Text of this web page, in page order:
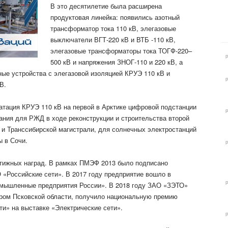
В это десятилетие была расширена
продуктовая линейка: появились азотный
трансформатор тока 110 кВ, элегазовые
выключатели ВГТ-220 кВ и ВТБ -110 кВ,
элегазовые трансформаторы тока ТОГФ-220–
500 кВ и напряжения ЗНОГ-110 и 220 кВ, а
устройства с элегазовой изоляцией КРУЭ 110 кВ и
КРУЭ 110 кВ на первой в Арктике цифровой подстанции
для РЖД в ходе реконструкции и строительства второй
Транссибирской магистрали, для солнечных электростанций
в Сочи.
наград. В рамках ПМЭФ 2013 было подписано
сети». В 2017 году предприятие вошло в
предприятия России». В 2018 году ЗАО «ЗЭТО»
Псковской области, получило национальную премию
на выставке «Электрические сети».